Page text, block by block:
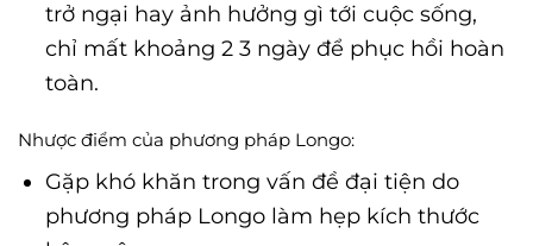
trở ngại hay ảnh hưởng gì tới cuộc sống,
chỉ mất khoảng 2 3 ngày để phục hồi hoàn
toàn.
Nhược điểm của phương pháp Longo:
Gặp khó khăn trong vấn đề đại tiện do
phương pháp Longo làm hẹp kích thước